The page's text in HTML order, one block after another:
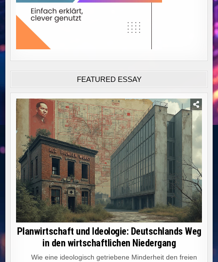
FEATURED ESSAY
Planwirtschaft und Ideologie: Deutschlands Weg
in den wirtschaftlichen Niedergang
Wie eine ideologisch getriebene Minderheit den freien